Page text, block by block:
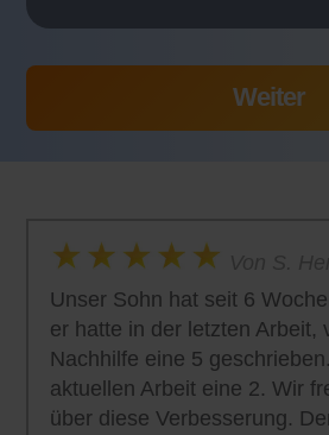
Unser Sohn hat seit 6
er hatte in der letzten Arbeit,
Nachhilfe eine 5
aktuellen Arbeit eine 2. Wir
über diese Verbesserung.